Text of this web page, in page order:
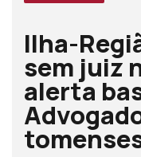
Ilha-
sem juiz
alerta